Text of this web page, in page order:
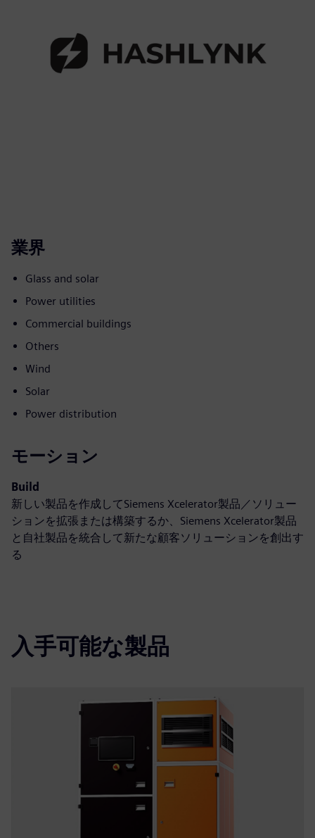
業界
Glass and solar
Power utilities
Commercial buildings
Others
Wind
Solar
Power distribution
モーション
Build
新しい製品を作成してSiemens Xcelerator製品／ソリュー
ションを拡張または構築するか、Siemens Xcelerator製品
と自社製品を統合して新たな顧客ソリューションを創出す
る
入手可能な製品